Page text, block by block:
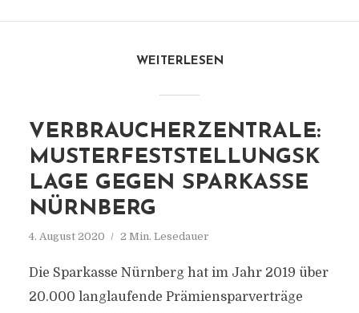
WEITERLESEN
VERBRAUCHERZENTRALE:
MUSTERFESTSTELLUNGSK
LAGE GEGEN SPARKASSE
NÜRNBERG
4. August 2020 2 Min. Lesedauer
Die Sparkasse Nürnberg hat im Jahr 2019 über
20.000 langlaufende Prämiensparverträge